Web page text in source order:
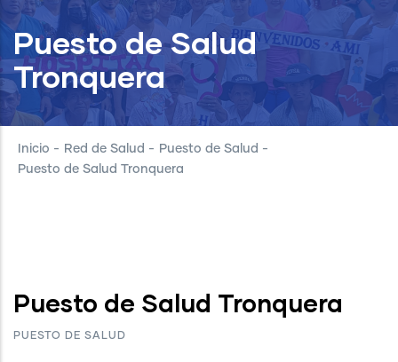
Puesto de Salud
Tronquera
Inicio - Red de Salud - Puesto de Salud -
Puesto de Salud Tronquera
Puesto de Salud Tronquera
PUESTO DE SALUD